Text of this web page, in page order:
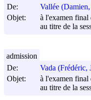
De:
Vallée
Objet:
à l'examen final
au titre de la
De:
Vada (Frédéric,
Objet:
à l'examen final
au titre de la
admission